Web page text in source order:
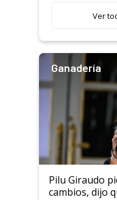
variedades
salto
Ver
Ganadería
Pilu Giraudo
cambios, dijo